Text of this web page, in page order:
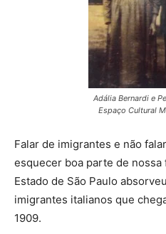
Adália Bernardi e
Espaço Cultural
Falar de imigrantes e não
esquecer boa parte de nossa
Estado de São Paulo
imigrantes italianos que
1909.